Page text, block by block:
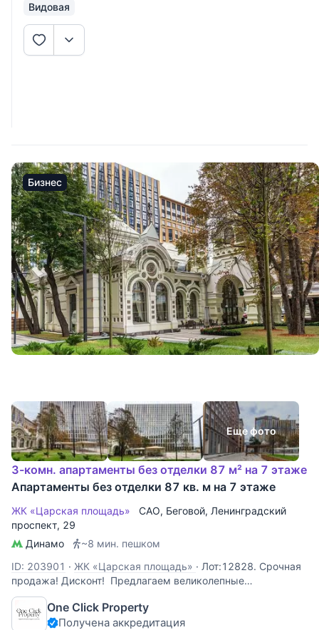
Видовая
Бизнес
Еще фото
3-комн. апартаменты без отделки 87 м² на 7 этаже
Апартаменты без отделки 87 кв. м на 7 этаже
ЖК «Царская площадь» САО, Беговой, Ленинградский
проспект, 29
Динамо
~8 мин. пешком
ID: 203901 · ЖК «Царская площадь» · Лот:12828. Срочная
продажа! Дисконт! Предлагаем великолепные
трехкомнатные апартаменты 87 кв.м , выполнена
качественная отделка вайт бокс! с исключительной
планировкой, 6 окон, в ЖК "Царская Площадь"! Вам не
One Click Property
Получена аккредитация